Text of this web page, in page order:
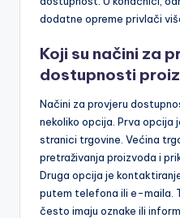
dodatne opreme privlači
Koji su načini za
dostupnosti
Načini za provjeru
nekoliko opcija. Prva opcija
stranici trgovine. Većina
pretraživanja proizvoda i
Druga opcija je
putem telefona ili e-maila.
često imaju oznake ili